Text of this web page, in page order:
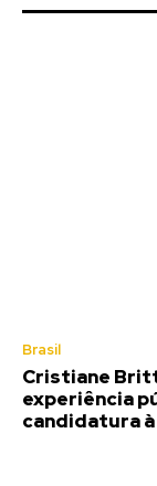
Brasil
Cristiane
experiência
candidatura à